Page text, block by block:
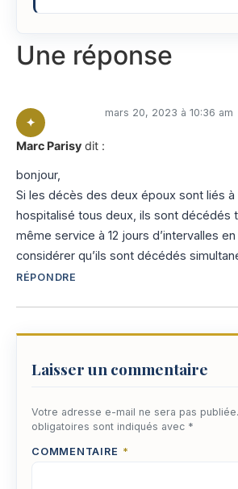
Une réponse
Marc Parisy dit :
mars 20, 2023 à 10:36 am
bonjour,
Si les décès des deux époux sont liés à
hospitalisé tous deux, ils sont décédés
même service à 12 jours d’intervalles
considérer qu’ils sont décédés
RÉPONDRE
Laisser un commentaire
Votre adresse e-mail ne sera pas publiée.
obligatoires sont indiqués avec *
COMMENTAIRE *